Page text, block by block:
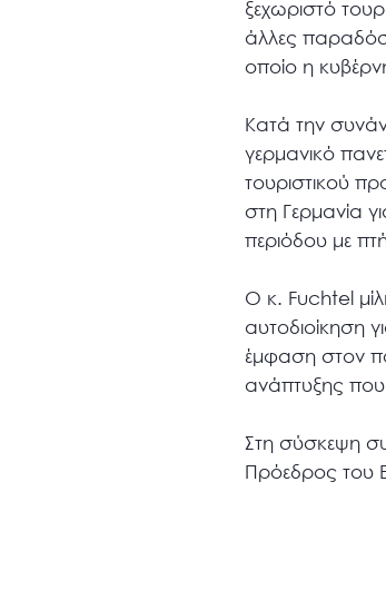
ξεχωριστό
άλλες
οποίο η
Κατά την
γερμανικό
τουριστικού
στη Γερμανία
περιόδου με
Ο κ. Fuchtel
αυτοδιοίκηση
έμφαση στον
ανάπτυξης
Στη σύσκεψη
Πρόεδρος του